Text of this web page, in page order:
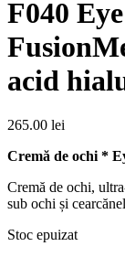
F040
acid
265.00 lei
Cremă de ochi *
Cremă de ochi,
sub ochi și
Stoc epuizat